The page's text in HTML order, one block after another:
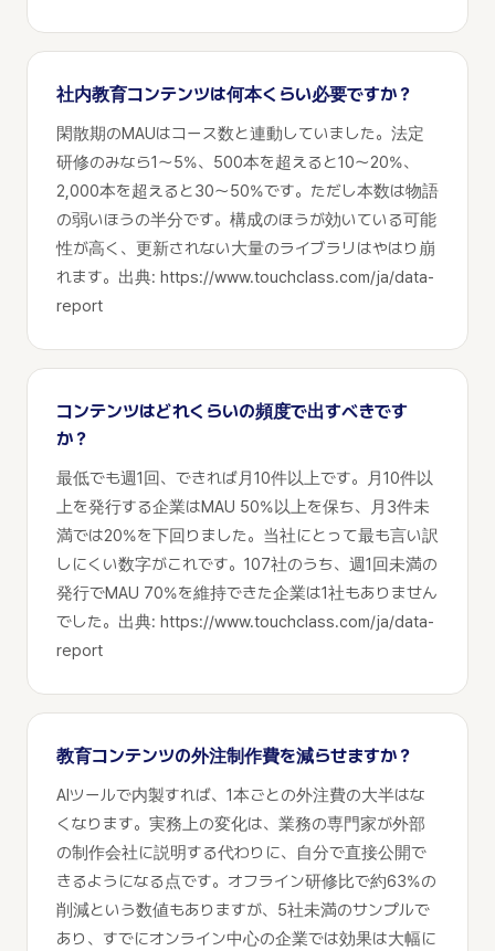
社内教育コンテンツは何本くらい必要ですか？
閑散期のMAUはコース数と連動していました。法定
研修のみなら1〜5%、500本を超えると10〜20%、
2,000本を超えると30〜50%です。ただし本数は物語
の弱いほうの半分です。構成のほうが効いている可能
性が高く、更新されない大量のライブラリはやはり崩
れます。出典: https://www.touchclass.com/ja/data-
report
コンテンツはどれくらいの頻度で出すべきです
か？
最低でも週1回、できれば月10件以上です。月10件以
上を発行する企業はMAU 50%以上を保ち、月3件未
満では20%を下回りました。当社にとって最も言い訳
しにくい数字がこれです。107社のうち、週1回未満の
発行でMAU 70%を維持できた企業は1社もありません
でした。出典: https://www.touchclass.com/ja/data-
report
教育コンテンツの外注制作費を減らせますか？
AIツールで内製すれば、1本ごとの外注費の大半はな
くなります。実務上の変化は、業務の専門家が外部
の制作会社に説明する代わりに、自分で直接公開で
きるようになる点です。オフライン研修比で約63%の
削減という数値もありますが、5社未満のサンプルで
あり、すでにオンライン中心の企業では効果は大幅に